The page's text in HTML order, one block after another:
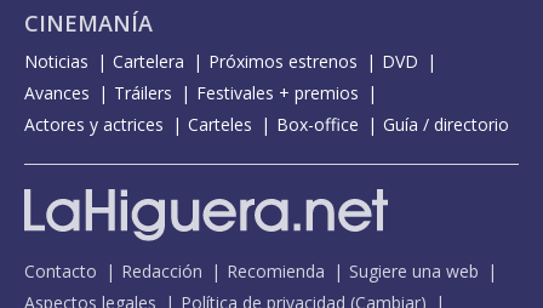
CINEMANÍA
Noticias Cartelera Próximos estrenos
DVD
Avances
Tráilers
Festivales + premios
Actores y actrices
Carteles Box-office Guía / directorio
Contacto Redacción Recomienda
Sugiere una web
Aspectos legales
Política de privacidad (Cambiar)